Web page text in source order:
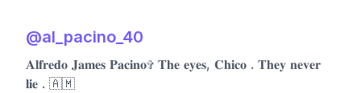
@al_pacino_40
𝐀𝐥𝐟𝐫𝐞𝐝𝐨 𝐉𝐚𝐦𝐞𝐬 𝐏𝐚𝐜𝐢𝐧𝐨✞ 𝐓𝐡𝐞 𝐞𝐲𝐞𝐬, 𝐂𝐡𝐢𝐜𝐨 . 𝐓𝐡𝐞𝐲 𝐧𝐞𝐯𝐞𝐫
𝐥𝐢𝐞 . 🇦🇲